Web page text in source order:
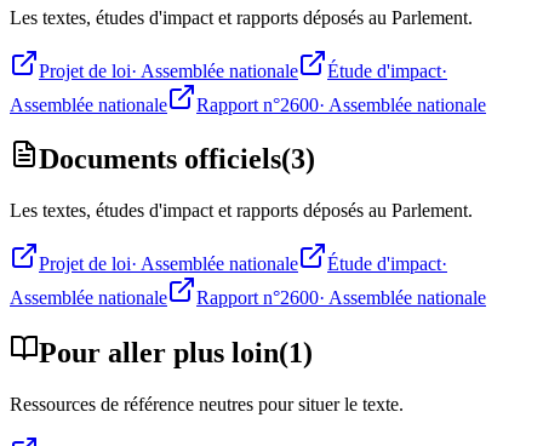
Les textes, études d'impact et rapports déposés au Parlement.
Projet de loi· Assemblée nationale Étude d'impact·
Assemblée nationale
Rapport n°2600· Assemblée nationale
Documents officiels(3)
Les textes, études d'impact et rapports déposés au Parlement.
Projet de loi· Assemblée nationale Étude d'impact·
Assemblée nationale
Rapport n°2600· Assemblée nationale
Pour aller plus loin(1)
Ressources de référence neutres pour situer le texte.